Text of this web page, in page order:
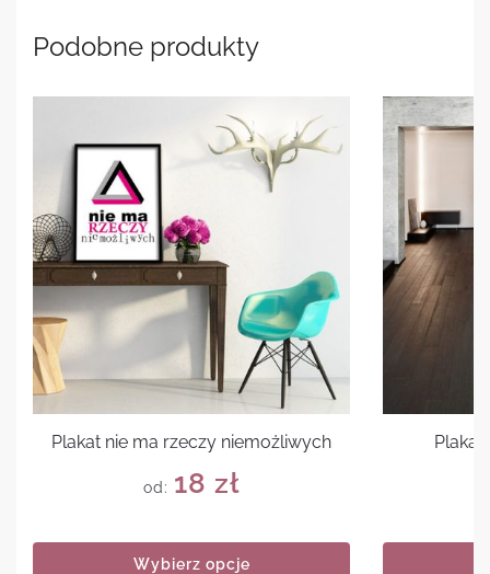
Podobne produkty
Plakat nie ma rzeczy niemożliwych
od: 18 zł
Wybierz opcje
Plakat